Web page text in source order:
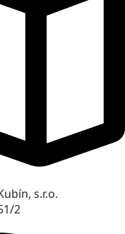
s.r.o.
2